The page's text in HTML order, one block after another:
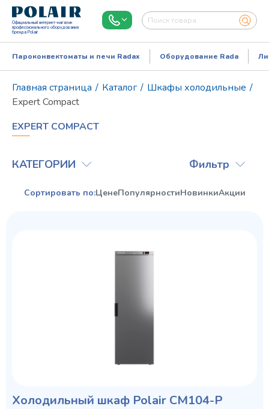
Официальный интернет-магазин
профессионального оборудования
бренда Polair
Пароконвектоматы и печи Radax Оборудование Rada
Главная страница / Каталог / Шкафы холодильные /
Expert Compact
EXPERT COMPACT
КАТЕГОРИИ Фильтр
Сортировать по:ЦенеПопулярностиНовинкиАкции
Холодильный шкаф Polair CM104-P